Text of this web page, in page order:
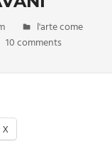
l'arte come
10 comments
X